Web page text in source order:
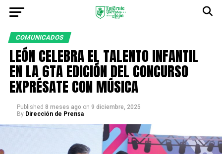
COMUNICADOS
LEÓN CELEBRA EL TALENTO INFANTIL
EN LA 6TA EDICIÓN DEL CONCURSO
EXPRÉSATE CON MÚSICA
Published 8 meses ago on 9 diciembre, 2025
By Dirección de Prensa